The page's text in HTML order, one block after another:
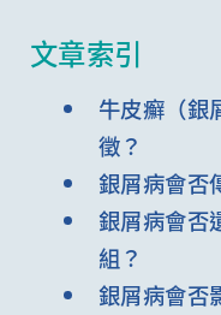
文章索引
牛皮癬（銀
徵？
銀屑病會否
銀屑病會否
組？
銀屑病會否